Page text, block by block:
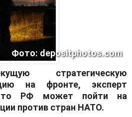
Фото: depositphotos.com
стратегическую
на фронте, эксперт
что РФ может пойти на
против стран НАТО.